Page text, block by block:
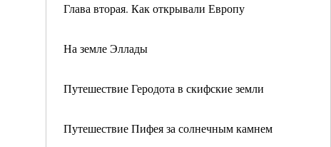
Глава вторая. Как открывали Европу
На земле Эллады
Путешествие Геродота в скифские земли
Путешествие Пифея за солнечным камнем